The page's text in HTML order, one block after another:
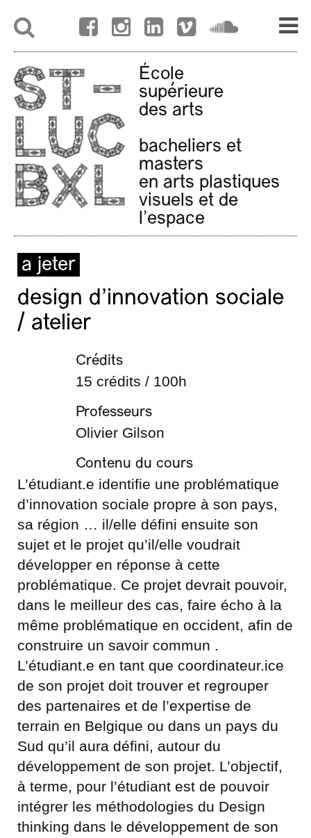
École
supérieure
des arts
bacheliers et
masters
en arts plastiques
visuels et de
l'espace
a jeter
design d’innovation sociale
/ atelier
Crédits
15 crédits / 100h
Professeurs
Olivier Gilson
Contenu du cours
L’étudiant.e identifie une problématique
d’innovation sociale propre à son pays,
sa région … il/elle défini ensuite son
sujet et le projet qu’il/elle voudrait
développer en réponse à cette
problématique. Ce projet devrait pouvoir,
dans le meilleur des cas, faire écho à la
même problématique en occident, afin de
construire un savoir commun .
L’étudiant.e en tant que coordinateur.ice
de son projet doit trouver et regrouper
des partenaires et de l’expertise de
terrain en Belgique ou dans un pays du
Sud qu’il aura défini, autour du
développement de son projet. L’objectif,
à terme, pour l’étudiant est de pouvoir
intégrer les méthodologies du Design
thinking dans le développement de son